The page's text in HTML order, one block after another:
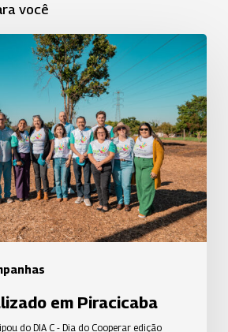
você
em Piracicaba
do DIA C - Dia do Cooperar edição